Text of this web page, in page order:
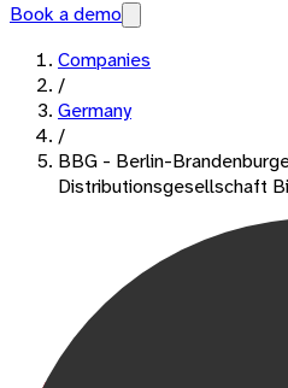
Book a demo
Companies
/
Germany
/
BBG - Berlin-
Distributionsgesellschaft